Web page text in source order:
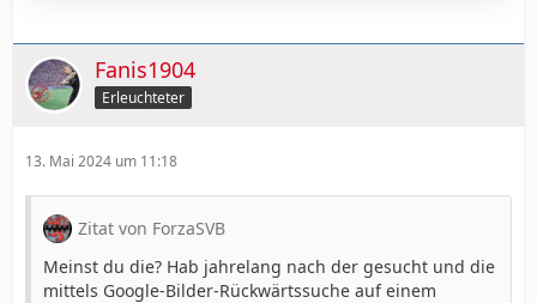
Fanis1904
Erleuchteter
13. Mai 2024 um 11:18
Zitat von ForzaSVB
Meinst du die? Hab jahrelang nach der gesucht und die
mittels Google-Bilder-Rückwärtssuche auf einem